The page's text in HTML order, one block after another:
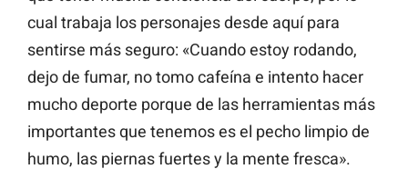
cual trabaja los personajes desde aquí para
sentirse más seguro: «Cuando estoy rodando,
dejo de fumar, no tomo cafeína e intento hacer
mucho deporte porque de las herramientas más
importantes que tenemos es el pecho limpio de
humo, las piernas fuertes y la mente fresca».